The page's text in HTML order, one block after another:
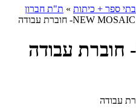
בתי ספר + כיתות » ת"ת חברון
NEW MOSAIC- חוברת עבודה